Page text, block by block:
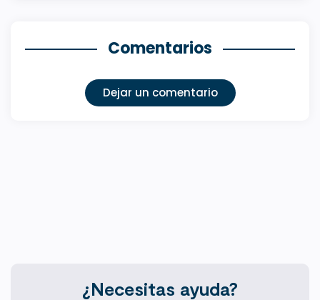
Comentarios
Dejar un comentario
¿Necesitas ayuda?